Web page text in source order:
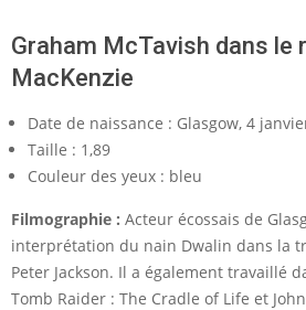
Graham McTavish dans le
MacKenzie
Date de naissance : Glasgow, 4
Taille : 1,89
Couleur des yeux : bleu
Filmographie : Acteur écossais de
interprétation du nain Dwalin dans la
Peter Jackson. Il a également travaillé
Tomb Raider : The Cradle of Life et